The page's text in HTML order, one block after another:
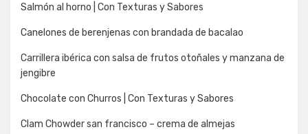
Salmón al horno | Con Texturas y Sabores
Canelones de berenjenas con brandada de bacalao
Carrillera ibérica con salsa de frutos otoñales y manzana de
jengibre
Chocolate con Churros | Con Texturas y Sabores
Clam Chowder san francisco – crema de almejas